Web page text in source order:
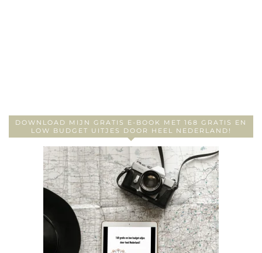
DOWNLOAD MIJN GRATIS E-BOOK MET 168 GRATIS EN
LOW BUDGET UITJES DOOR HEEL NEDERLAND!